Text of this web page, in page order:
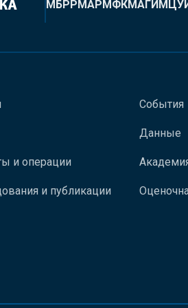
МБРР МАР МФКМАГИ
и операции
и публикации
События
Данные